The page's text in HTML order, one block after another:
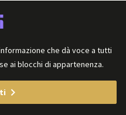
che dà voce a tutti
ai blocchi di appartenenza.